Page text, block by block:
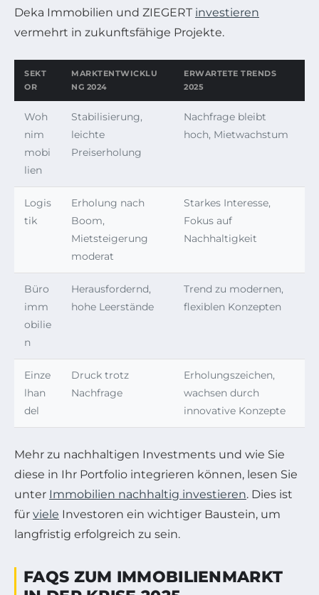
Deka Immobilien und ZIEGERT investieren
vermehrt in zukunftsfähige Projekte.
SEKT
OR
MARKTENTWICKLU
NG 2024
ERWARTETE TRENDS
2025
Woh
nim
mobi
lien
Stabilisierung,
leichte
Preiserholung
Nachfrage bleibt
hoch, Mietwachstum
Logis
tik
Erholung nach
Boom,
Mietsteigerung
moderat
Starkes Interesse,
Fokus auf
Nachhaltigkeit
Büro
imm
obilie
n
Herausfordernd,
hohe Leerstände
Trend zu modernen,
flexiblen Konzepten
Einze
lhan
del
Druck trotz
Nachfrage
Erholungszeichen,
wachsen durch
innovative Konzepte
Mehr zu nachhaltigen Investments und wie Sie
diese in Ihr Portfolio integrieren können, lesen Sie
unter Immobilien nachhaltig investieren. Dies ist
für viele Investoren ein wichtiger Baustein, um
langfristig erfolgreich zu sein.
FAQS ZUM IMMOBILIENMARKT